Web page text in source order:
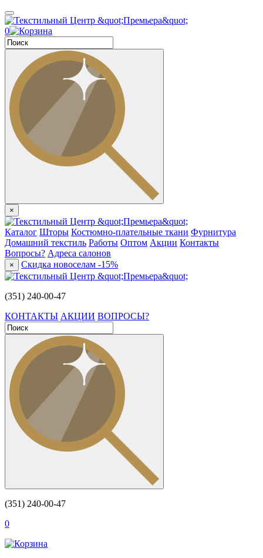
0
×
Каталог Шторы Костюмно-плательные ткани Фурнитура
Домашний текстиль Работы Оптом Акции Контакты
Вопросы? Адреса салонов
× Скидка новоселам -15%
(351) 240-00-47
КОНТАКТЫ АКЦИИ ВОПРОСЫ?
(351) 240-00-47
0